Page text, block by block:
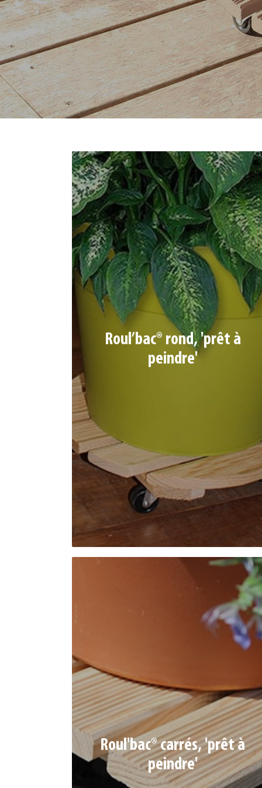
Roul’bac® rond, 'prêt à
peindre'
ROUL’BAC® ROND, 'PRÊT À PEINDRE'
Lames 65 x 18 mm (4 ou 5 suivant modèles), 4
roulettes Ø 4 cm dont 1 à frein
Roul'bac® carrés, 'prêt à
peindre'
Lames 65 x 18 mm (4 ou 5 suivant modèles)
4 roulettes Ø 4 cm dont 1 à frein
Ref. 793552